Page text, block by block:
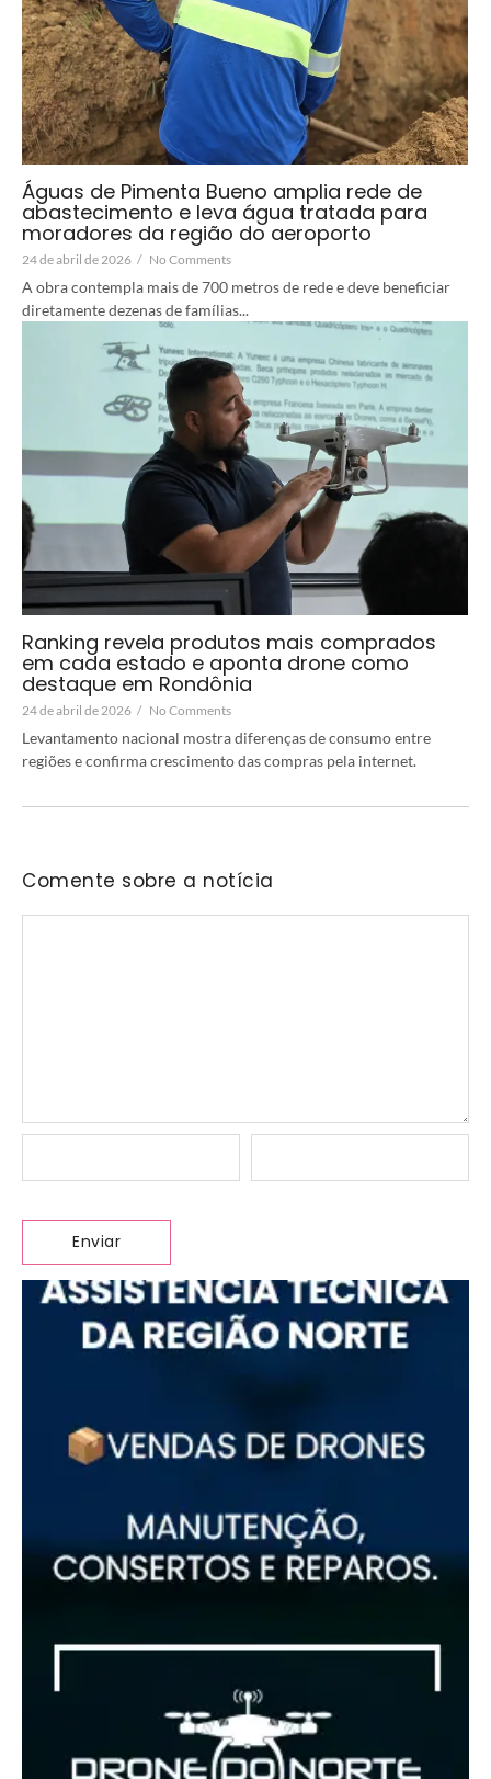
Águas de Pimenta Bueno amplia rede de
abastecimento e leva água tratada para
moradores da região do aeroporto
24 de abril de 2026 / No Comments
A obra contempla mais de 700 metros de rede e deve beneficiar
diretamente dezenas de famílias...
Ranking revela produtos mais comprados
em cada estado e aponta drone como
destaque em Rondônia
24 de abril de 2026 / No Comments
Levantamento nacional mostra diferenças de consumo entre
regiões e confirma crescimento das compras pela internet.
Comente sobre a notícia